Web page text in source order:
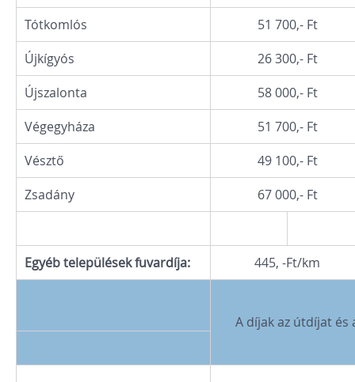
Tótkomlós
51 700,- Ft
Újkígyós
26 300,- Ft
Újszalonta
58 000,- Ft
Végegyháza
51 700,- Ft
Vésztő
49 100,- Ft
Zsadány
67 000,- Ft
Egyéb települések fuvardíja: 445, -Ft/km
A díjak az útdíjat és